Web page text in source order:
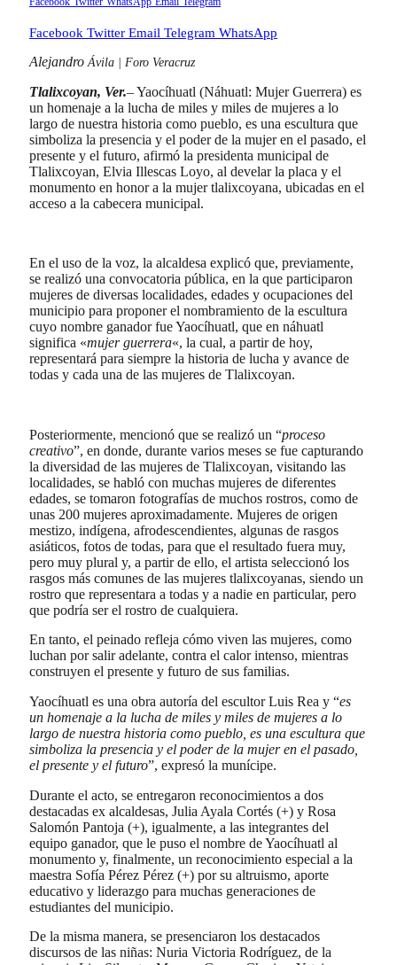
Facebook Twitter Email Telegram WhatsApp
Alejandro Ávila | Foro Veracruz
Tlalixcoyan, Ver.– Yaocíhuatl (Náhuatl: Mujer Guerrera) es
un homenaje a la lucha de miles y miles de mujeres a lo
largo de nuestra historia como pueblo, es una escultura que
simboliza la presencia y el poder de la mujer en el pasado, el
presente y el futuro, afirmó la presidenta municipal de
Tlalixcoyan, Elvia Illescas Loyo, al develar la placa y el
monumento en honor a la mujer tlalixcoyana, ubicadas en el
acceso a la cabecera municipal.
En el uso de la voz, la alcaldesa explicó que, previamente,
se realizó una convocatoria pública, en la que participaron
mujeres de diversas localidades, edades y ocupaciones del
municipio para proponer el nombramiento de la escultura
cuyo nombre ganador fue Yaocíhuatl, que en náhuatl
significa «mujer guerrera«, la cual, a partir de hoy,
representará para siempre la historia de lucha y avance de
todas y cada una de las mujeres de Tlalixcoyan.
Posteriormente, mencionó que se realizó un “proceso
creativo”, en donde, durante varios meses se fue capturando
la diversidad de las mujeres de Tlalixcoyan, visitando las
localidades, se habló con muchas mujeres de diferentes
edades, se tomaron fotografías de muchos rostros, como de
unas 200 mujeres aproximadamente. Mujeres de origen
mestizo, indígena, afrodescendientes, algunas de rasgos
asiáticos, fotos de todas, para que el resultado fuera muy,
pero muy plural y, a partir de ello, el artista seleccionó los
rasgos más comunes de las mujeres tlalixcoyanas, siendo un
rostro que representara a todas y a nadie en particular, pero
que podría ser el rostro de cualquiera.
En tanto, el peinado refleja cómo viven las mujeres, como
luchan por salir adelante, contra el calor intenso, mientras
construyen el presente y futuro de sus familias.
Yaocíhuatl es una obra autoría del escultor Luis Rea y “es
un homenaje a la lucha de miles y miles de mujeres a lo
largo de nuestra historia como pueblo, es una escultura que
simboliza la presencia y el poder de la mujer en el pasado,
el presente y el futuro”, expresó la munícipe.
Durante el acto, se entregaron reconocimientos a dos
destacadas ex alcaldesas, Julia Ayala Cortés (+) y Rosa
Salomón Pantoja (+), igualmente, a las integrantes del
equipo ganador, que le puso el nombre de Yaocíhuatl al
monumento y, finalmente, un reconocimiento especial a la
maestra Sofía Pérez Pérez (+) por su altruismo, aporte
educativo y liderazgo para muchas generaciones de
estudiantes del municipio.
De la misma manera, se presenciaron los destacados
discursos de las niñas: Nuria Victoria Rodríguez, de la